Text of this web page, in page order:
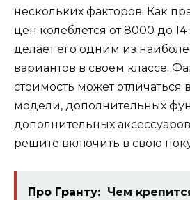
нескольких факторов. Как
цен колеблется от 8000 до
делает его одним из
вариантов в своем классе.
стоимость может отличаться
модели, дополнительных
дополнительных
решите включить в свою
Про Гранту: Чем